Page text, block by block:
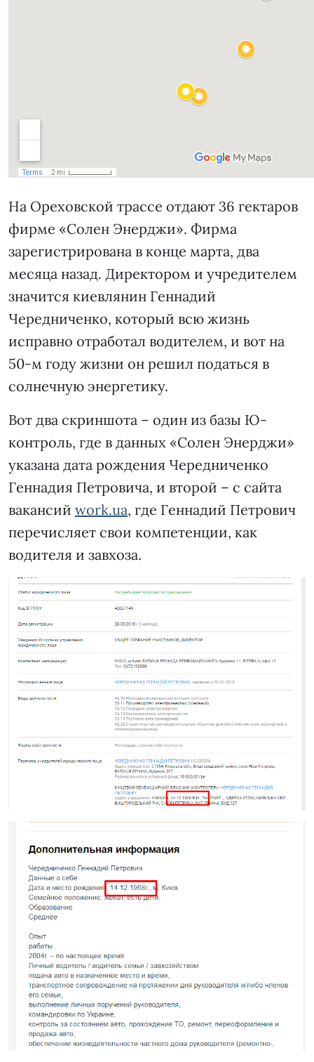
На Ореховской трассе отдают 36 гектаров
фирме «Солен Энерджи». Фирма
зарегистрирована в конце марта, два
месяца назад. Директором и учредителем
значится киевлянин Геннадий
Чередниченко, который всю жизнь
исправно отработал водителем, и вот на
50-м году жизни он решил податься в
солнечную энергетику.
Вот два скриншота – один из базы Ю-
контроль, где в данных «Солен Энерджи»
указана дата рождения Чередниченко
Геннадия Петровича, и второй – с сайта
вакансий work.ua, где Геннадий Петрович
перечисляет свои компетенции, как
водителя и завхоза.